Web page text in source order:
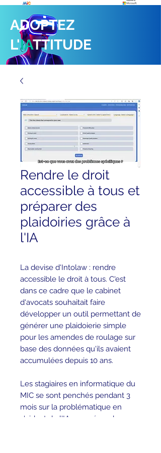
ADOPTEZ
L'IATTITUDE
Rendre le droit
accessible à tous et
préparer des
plaidoiries grâce à
l'IA
La devise d'Intolaw : rendre
accessible le droit à tous. C'est
dans ce cadre que le cabinet
d'avocats souhaitait faire
développer un outil permettant de
générer une plaidoierie simple
pour les amendes de roulage sur
base des données qu'ils avaient
accumulées depuis 10 ans.
Les stagiaires en informatique du
MIC se sont penchés pendant 3
mois sur la problématique en
s'aidant de l'IA pour résoudre